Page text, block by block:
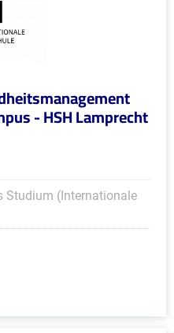
- HSH Lamprecht
Studium (Internationale